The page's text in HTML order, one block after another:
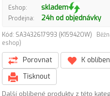
Eshop: skladem
Prodejna: 24h od objednávky
Kód: SA3432617993 (K15942OW)
eshop)
Porovnat K
Tisknout
Další oblíbené produkty z této